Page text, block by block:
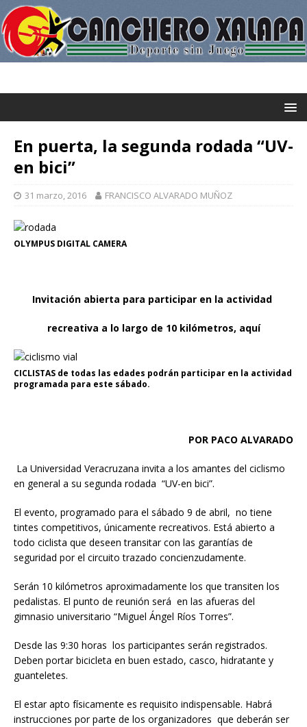
En puerta, la segunda rodada “UV-
en bici”
31 marzo, 2016 FRANCISCO ALVARADO MUÑOZ
OLYMPUS DIGITAL CAMERA
Invitación abierta para participar en la actividad
recreativa a lo largo de 10 kilómetros, aquí
CICLISTAS de todas las edades podrán participar en la actividad
programada para este sábado.
POR PACO ALVARADO
La Universidad Veracruzana invita a los amantes del ciclismo
en general a su segunda rodada “UV-en bici”.
El evento, programado para el sábado 9 de abril, no tiene
tintes competitivos, únicamente recreativos. Está abierto a
todo ciclista que deseen transitar con las garantías de
seguridad por el circuito trazado concienzudamente.
Serán 10 kilómetros aproximadamente los que transiten los
pedalistas. El punto de reunión será en las afueras del
gimnasio universitario “Miguel Ángel Ríos Torres”.
Desde las 9:30 horas los participantes serán registrados.
Deben portar bicicleta en buen estado, casco, hidratante y
guanteletes.
El estar apto físicamente es requisito indispensable. Habrá
instrucciones por parte de los organizadores que deberán ser